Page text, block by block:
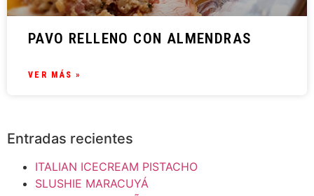
PAVO RELLENO CON ALMENDRAS
VER MÁS »
Entradas recientes
ITALIAN ICECREAM PISTACHO
SLUSHIE MARACUYÁ